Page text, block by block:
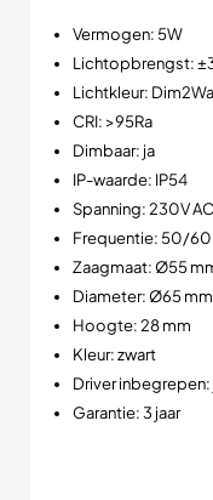
Vermogen: 5W
Lichtopbrengst:
Lichtkleur:
CRI: >95Ra
Dimbaar: ja
IP-waarde: IP54
Spanning: 230V AC
Frequentie: 50/60
Zaagmaat: Ø55
Diameter: Ø65 mm
Hoogte: 28 mm
Kleur: zwart
Driver inbegrepen:
Garantie: 3 jaar